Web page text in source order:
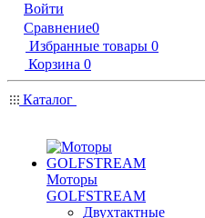
Войти
Сравнение0
Избранные товары 0
Корзина 0
Каталог
Моторы
GOLFSTREAM
Двухтактные